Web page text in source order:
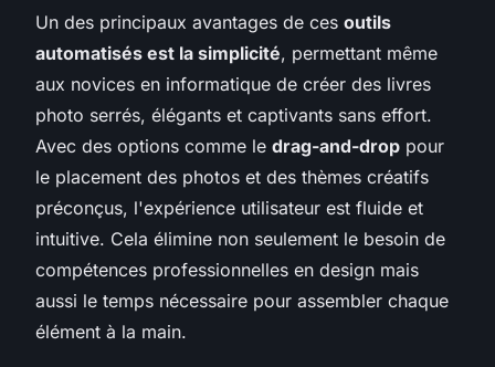
Un des principaux avantages de ces outils
automatisés est la simplicité, permettant même
aux novices en informatique de créer des livres
photo serrés, élégants et captivants sans effort.
Avec des options comme le drag-and-drop pour
le placement des photos et des thèmes créatifs
préconçus, l'expérience utilisateur est fluide et
intuitive. Cela élimine non seulement le besoin de
compétences professionnelles en design mais
aussi le temps nécessaire pour assembler chaque
élément à la main.